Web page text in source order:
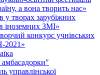
а вона творить нас»
у творах зарубіжних
іноземних ЗМІ»
конкурс учнівських
2021»
управлінської